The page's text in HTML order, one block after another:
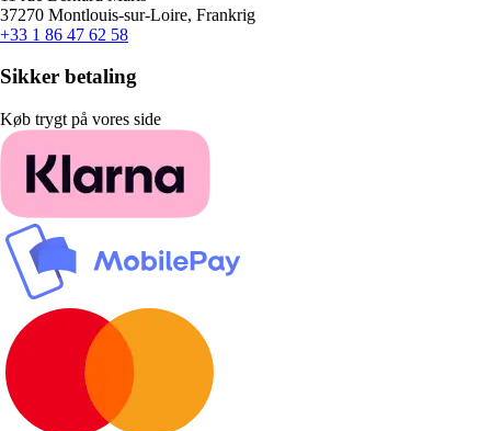
37270 Montlouis-sur-Loire, Frankrig
+33 1 86 47 62 58
Sikker betaling
Køb trygt på vores side